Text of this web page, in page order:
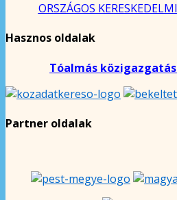
ORSZÁGOS
Hasznos oldalak
Tóalmás
Partner oldalak